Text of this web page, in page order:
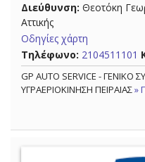
Διεύθυνση: Θεοτόκη
Αττικής
Οδηγίες χάρτη
Τηλέφωνο: 2104511101
GP AUTO SERVICE - ΓΕΝΙΚΟ
ΥΓΡΑΕΡΙΟΚΙΝΗΣΗ ΠΕΙΡΑΙΑΣ»